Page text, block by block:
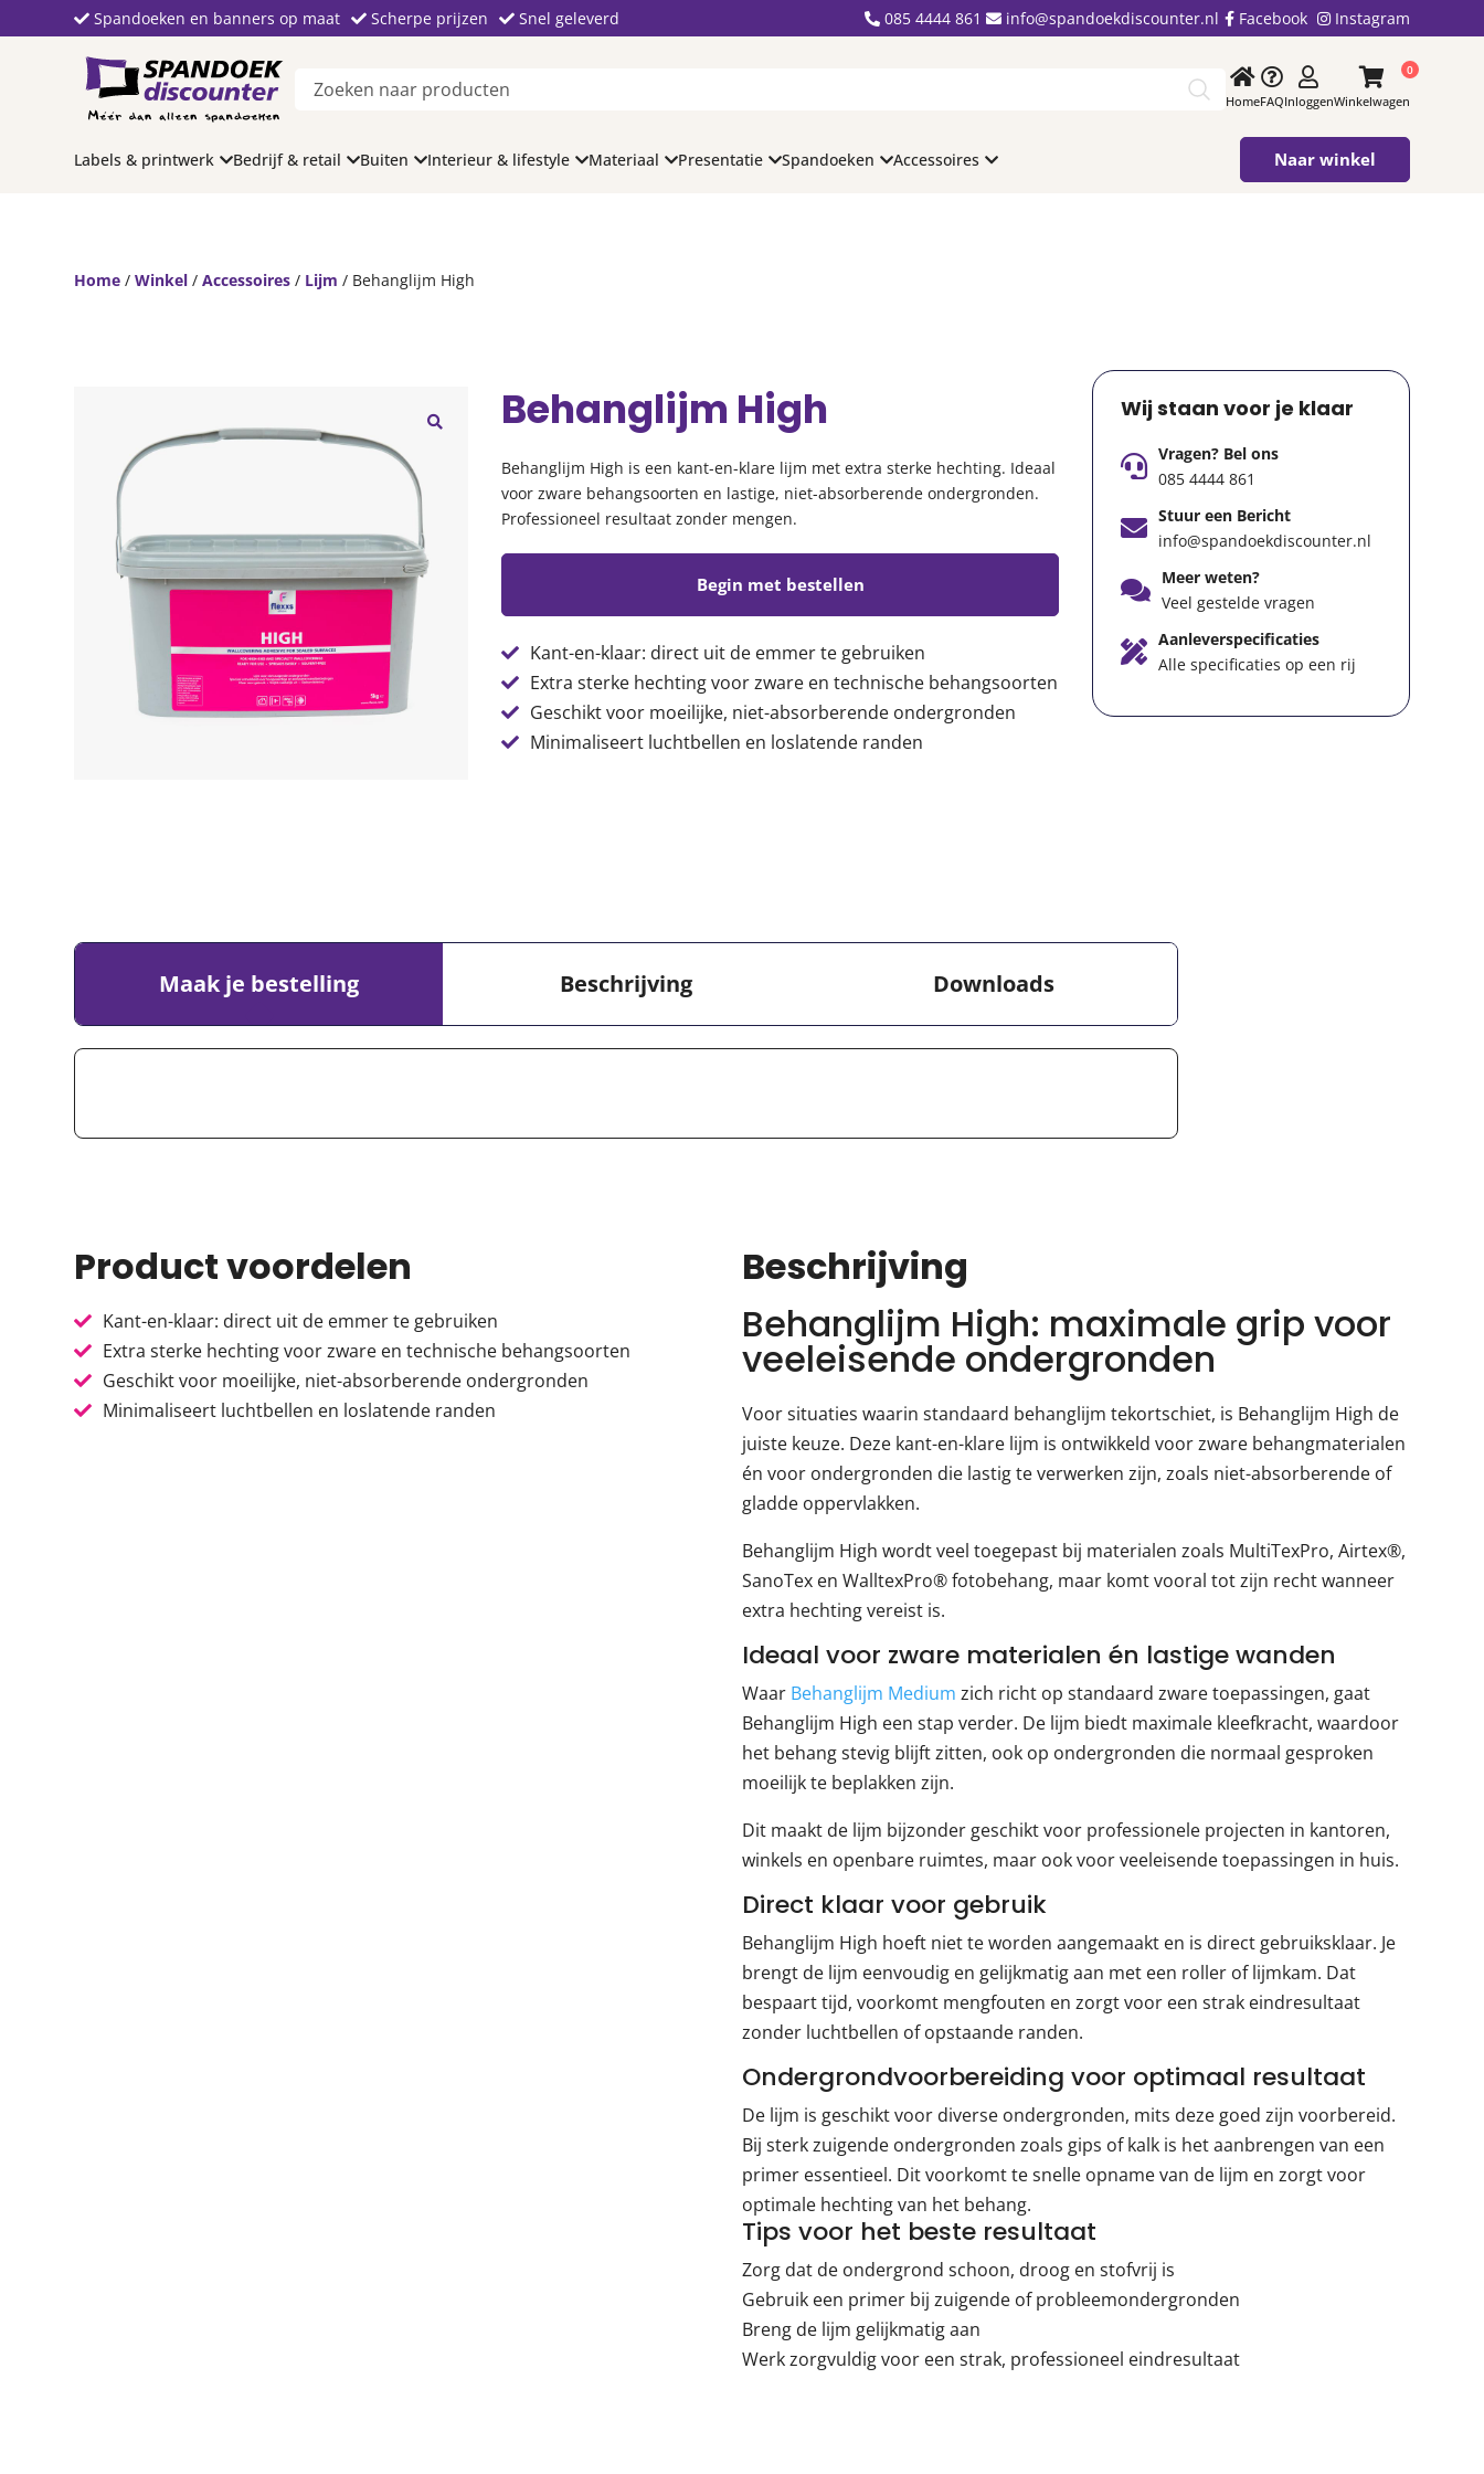
Spandoeken en banners op maat Scherpe prijzen Snel geleverd 085 4444 861 info@spandoekdiscounter.nl Facebook Instagram
HomeFAQInloggenWinkelwagen
0
Labels & printwerk Bedrijf & retail Buiten Interieur & lifestyle Materiaal Presentatie Spandoeken Accessoires Naar winkel
Home /Winkel /Accessoires / Lijm / Behanglijm High
Behanglijm High
Behanglijm High is een kant-en-klare lijm met extra sterke hechting. Ideaal
voor zware behangsoorten en lastige, niet-absorberende ondergronden.
Professioneel resultaat zonder mengen.
Begin met bestellen
Kant-en-klaar: direct uit de emmer te gebruiken
Extra sterke hechting voor zware en technische behangsoorten
Geschikt voor moeilijke, niet-absorberende ondergronden
Minimaliseert luchtbellen en loslatende randen
Wij staan voor je klaar
Vragen? Bel ons
085 4444 861
Stuur een Bericht
info@spandoekdiscounter.nl
Meer weten?
Veel gestelde vragen
Aanleverspecificaties
Alle specificaties op een rij
Maak je bestelling Beschrijving Downloads
Product voordelen
Kant-en-klaar: direct uit de emmer te gebruiken
Extra sterke hechting voor zware en technische behangsoorten
Geschikt voor moeilijke, niet-absorberende ondergronden
Minimaliseert luchtbellen en loslatende randen
Beschrijving
Behanglijm High: maximale grip voor
veeleisende ondergronden
Voor situaties waarin standaard behanglijm tekortschiet, is Behanglijm High de
juiste keuze. Deze kant-en-klare lijm is ontwikkeld voor zware behangmaterialen
én voor ondergronden die lastig te verwerken zijn, zoals niet-absorberende of
gladde oppervlakken.
Behanglijm High wordt veel toegepast bij materialen zoals MultiTexPro, Airtex®,
SanoTex en WalltexPro® fotobehang, maar komt vooral tot zijn recht wanneer
extra hechting vereist is.
Ideaal voor zware materialen én lastige wanden
Waar Behanglijm Medium zich richt op standaard zware toepassingen, gaat
Behanglijm High een stap verder. De lijm biedt maximale kleefkracht, waardoor
het behang stevig blijft zitten, ook op ondergronden die normaal gesproken
moeilijk te beplakken zijn.
Dit maakt de lijm bijzonder geschikt voor professionele projecten in kantoren,
winkels en openbare ruimtes, maar ook voor veeleisende toepassingen in huis.
Direct klaar voor gebruik
Behanglijm High hoeft niet te worden aangemaakt en is direct gebruiksklaar. Je
brengt de lijm eenvoudig en gelijkmatig aan met een roller of lijmkam. Dat
bespaart tijd, voorkomt mengfouten en zorgt voor een strak eindresultaat
zonder luchtbellen of opstaande randen.
Ondergrondvoorbereiding voor optimaal resultaat
De lijm is geschikt voor diverse ondergronden, mits deze goed zijn voorbereid.
Bij sterk zuigende ondergronden zoals gips of kalk is het aanbrengen van een
primer essentieel. Dit voorkomt te snelle opname van de lijm en zorgt voor
optimale hechting van het behang.
Tips voor het beste resultaat
Zorg dat de ondergrond schoon, droog en stofvrij is
Gebruik een primer bij zuigende of probleemondergronden
Breng de lijm gelijkmatig aan
Werk zorgvuldig voor een strak, professioneel eindresultaat